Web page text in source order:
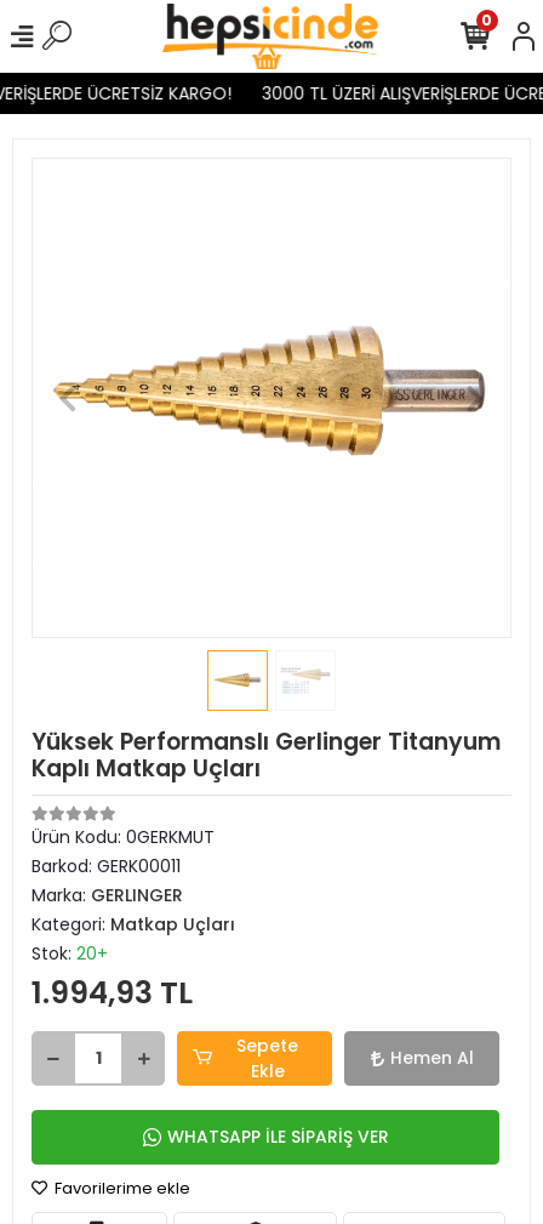
ÜCRETSİZ KARGO! 3000 TL ÜZERİ ALIŞVERİŞLERDE
0
Yüksek Performanslı Gerlinger Titanyum
Kaplı Matkap Uçları
Ürün Kodu: 0GERKMUT
Barkod: GERK00011
Marka: GERLINGER
Kategori: Matkap Uçları
Stok: 20+
1.994,93 TL
Sepete
Ekle
Hemen Al
WHATSAPP İLE SİPARİŞ VER
Favorilerime ekle